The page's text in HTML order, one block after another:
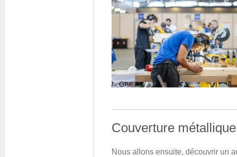
Couverture métallique
Nous allons ensuite, découvrir un